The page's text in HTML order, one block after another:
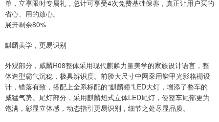
单，立享限时专属礼，总计可享受4次免费基础保养，真正让用户买的
省心、用的放心。
展开剩余80%
麒麟美学，更易识别
外观部分，威麟R08整体采用现代麒麟力量美学的家族设计语言，整
体造型霸气沉稳，极具辨识度。前脸大尺寸中网采用鳞甲光影格栅设
计，错落有致，搭配上全系标配的“麒麟瞳”LED大灯，增添了整车的
威猛气势。尾灯部分，采用麒麟焰式立体LED尾灯，使整车尾部更为
饱满，彰显立体感，动态指引更易识别，细节之处尽显品质。